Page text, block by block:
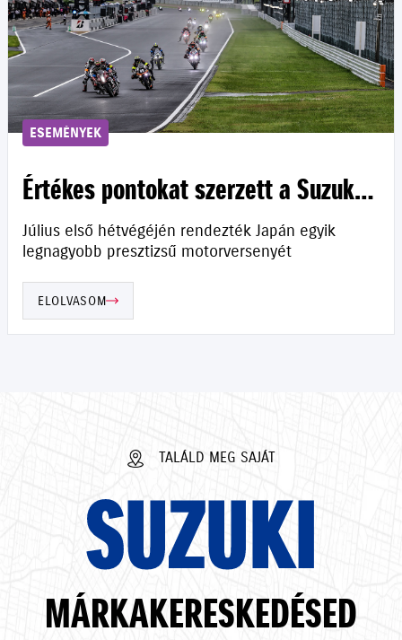
ESEMÉNYEK
Értékes pontokat szerzett a Suzuki
Szuzukában
Július első hétvégéjén rendezték Japán egyik
legnagyobb presztizsű motorversenyét
ELOLVASOM
TALÁLD MEG SAJÁT
SUZUKI
MÁRKAKERESKEDÉSED